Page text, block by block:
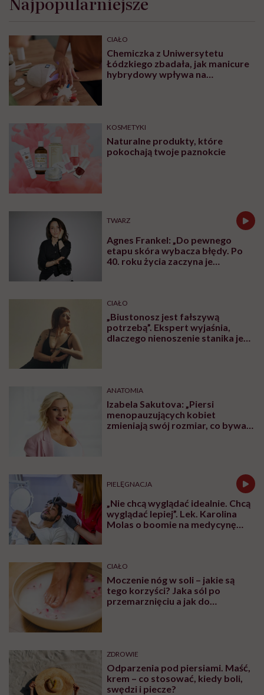
CIAŁO
Chemiczka z Uniwersytetu
Łódzkiego zbadała, jak manicure
hybrydowy wpływa na
KOSMETYKI
Naturalne produkty, które
pokochają twoje paznokcie
TWARZ
Agnes Frankel: „Do pewnego
etapu skóra wybacza błędy. Po
40. roku życia zaczyna je
CIAŁO
„Biustonosz jest fałszywą
potrzebą”. Ekspert wyjaśnia,
dlaczego nienoszenie stanika jest
ANATOMIA
Izabela Sakutova: „Piersi
menopauzujących kobiet
zmieniają swój rozmiar, co bywa
PIELĘGNACJA
„Nie chcą wyglądać idealnie. Chcą
wyglądać lepiej”. Lek. Karolina
Molas o boomie na medycynę
CIAŁO
Moczenie nóg w soli – jakie są
tego korzyści? Jaka sól po
przemarznięciu a jak do
ZDROWIE
Odparzenia pod piersiami. Maść,
krem – co stosować, kiedy boli,
swędzi i piecze?